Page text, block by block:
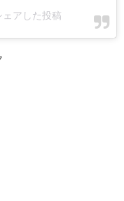
アした投稿